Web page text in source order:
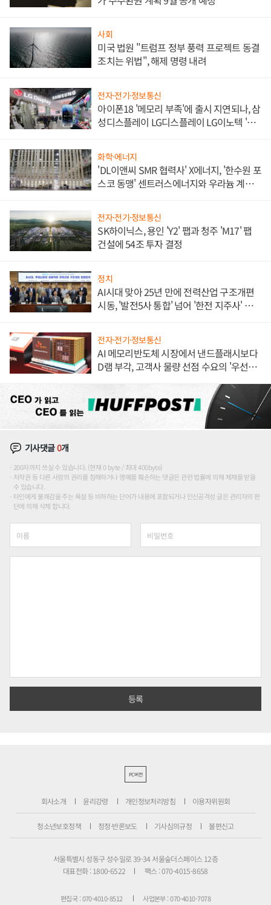
사회
미국 법원 "트럼프 정부 풍력 프로젝트 동결
조치는 위법", 해제 명령 내려
전자·전기·정보통신
아이폰18 '메모리 부족'에 출시 지연되나, 삼
성디스플레이 LG디스플레이 LG이노텍 '탈
화학·에너지
'DL이앤씨 SMR 협력사' X에너지, '한수원 포
스코 동맹' 센트러스에너지와 우라늄 계약
전자·전기·정보통신
SK하이닉스, 용인 'Y2' 팹과 청주 'M17' 팹
건설에 54조 투자 결정
정치
AI시대 맞아 25년 만에 전력산업 구조개편
시동, '발전5사 통합' 넘어 '한전 지주사' 재편
전자·전기·정보통신
AI 메모리반도체 시장에서 낸드플래시보다
D램 부각, 고객사 물량 선점 수요의 '우선순
기사댓글0개
200자까지 쓰실 수 있습니다. (현재 0 byte / 최대 400byte)
저작권 등 다른 사람의 권리를 침해하거나 명예를 훼손하는 댓글은 관련 법률에 의해 제재를 받을
수 있습니다.
타인에게 불쾌감을 주는 욕설 등 비하하는 단어가 내용에 포함되거나 인신공격성 글은 관리자의 판
단에 의해 삭제 합니다.
PC버전
회사소개 윤리강령 개인정보처리방침 이용자위원회
청소년보호정책 정정·반론보도 기사심의규정 불편신고
서울특별시 성동구 성수일로 39-34 서울숲더스페이스 12층
대표전화 : 1800-6522
팩스 : 070-4015-8658
편집국 : 070-4010-8512 사업본부 : 070-4010-7078